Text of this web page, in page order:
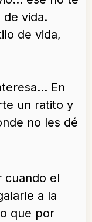
vida.
de vida,
En
un ratito y
no les dé
cuando el
a la
que por